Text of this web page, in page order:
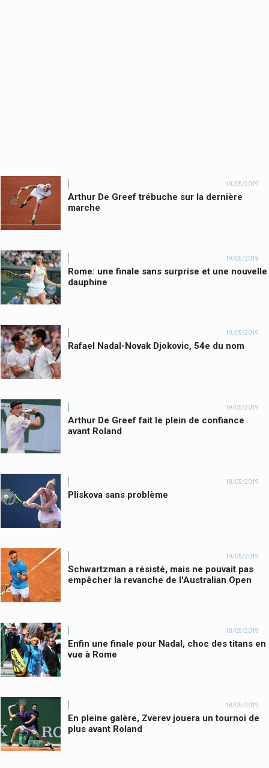
19/05/2019
Arthur De Greef trébuche sur la dernière
marche
19/05/2019
Rome: une finale sans surprise et une nouvelle
dauphine
19/05/2019
Rafael Nadal-Novak Djokovic, 54e du nom
19/05/2019
Arthur De Greef fait le plein de confiance
avant Roland
18/05/2019
Pliskova sans problème
19/05/2019
Schwartzman a résisté, mais ne pouvait pas
empêcher la revanche de l'Australian Open
18/05/2019
Enfin une finale pour Nadal, choc des titans en
vue à Rome
18/05/2019
En pleine galère, Zverev jouera un tournoi de
plus avant Roland